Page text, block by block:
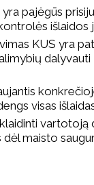
pajėgūs
išlaidos
KUS yra
visas
maisto